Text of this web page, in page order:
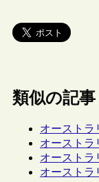
類似の記事
オーストラ
オーストラ
オーストラ
オースト